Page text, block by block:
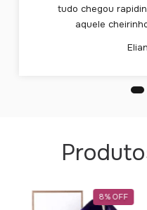
tudo chegou
aquele
8%OFF